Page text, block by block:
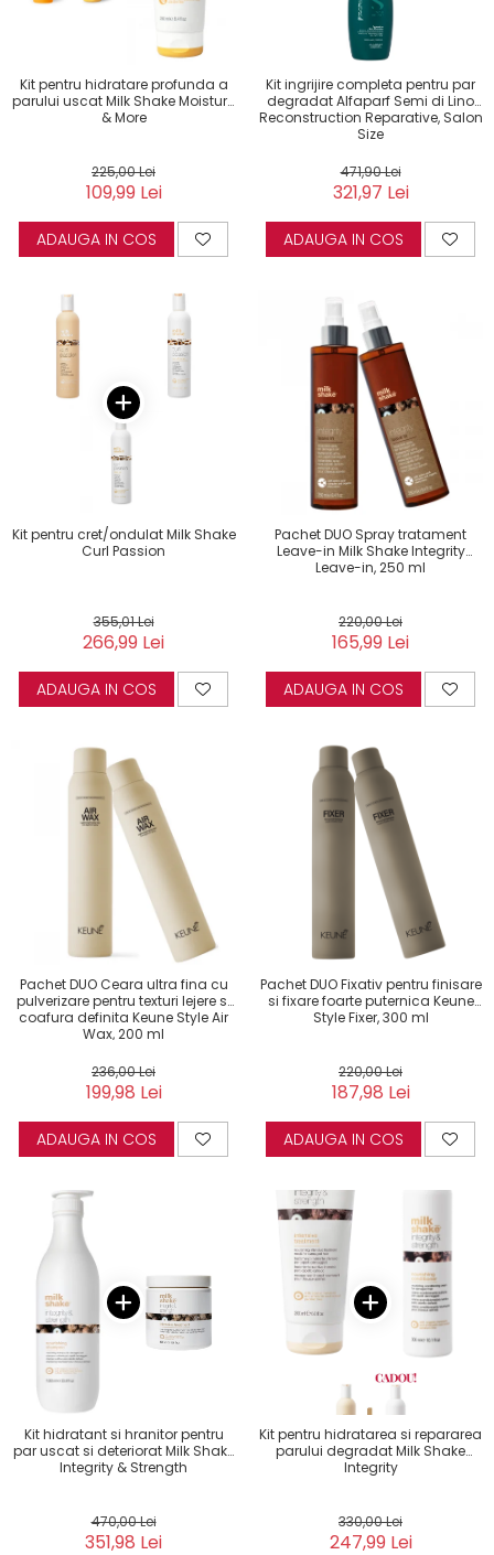
Kit pentru hidratare profunda a
parului uscat Milk Shake Moisture
& More
225,00 Lei
109,99 Lei
ADAUGA IN COS
Kit ingrijire completa pentru par
degradat Alfaparf Semi di Lino
Reconstruction Reparative, Salon
Size
471,90 Lei
321,97 Lei
ADAUGA IN COS
Kit pentru cret/ondulat Milk Shake
Curl Passion
355,01 Lei
266,99 Lei
ADAUGA IN COS
Pachet DUO Spray tratament
Leave-in Milk Shake Integrity
Leave-in, 250 ml
220,00 Lei
165,99 Lei
ADAUGA IN COS
Pachet DUO Ceara ultra fina cu
pulverizare pentru texturi lejere si
coafura definita Keune Style Air
Wax, 200 ml
236,00 Lei
199,98 Lei
ADAUGA IN COS
Pachet DUO Fixativ pentru finisare
si fixare foarte puternica Keune
Style Fixer, 300 ml
220,00 Lei
187,98 Lei
ADAUGA IN COS
Kit hidratant si hranitor pentru
par uscat si deteriorat Milk Shake
Integrity & Strength
470,00 Lei
351,98 Lei
Kit pentru hidratarea si repararea
parului degradat Milk Shake
Integrity
330,00 Lei
247,99 Lei